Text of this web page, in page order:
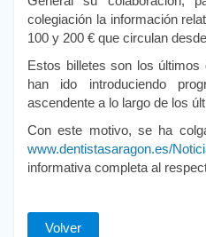
colegiación la información
100 y 200 € que circulan
Estos billetes son los
han ido introduciendo
ascendente a lo largo de los
Con este motivo, se ha
www.dentistasaragon.es/
informativa completa al
Volver